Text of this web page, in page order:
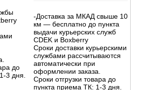
до
3 дня.
-Доставка за МКАД свыше 10
км — бесплатно до пункта
выдачи курьерских служб
CDEK и Boxberry
Сроки доставки курьерскими
службами рассчитываются
автоматически при
оформлении заказа.
Сроки отгрузки товара до
пункта приема ТК: 1-3 дня.